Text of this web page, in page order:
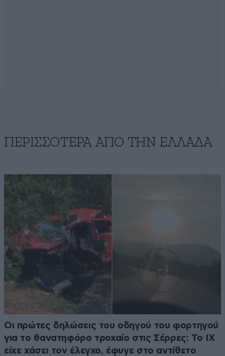
ΠΕΡΙΣΣΟΤΕΡΑ ΑΠΟ ΤΗΝ ΕΛΛΑΔΑ
Οι πρώτες δηλώσεις του οδηγού του φορτηγού
για το θανατηφόρο τροχαίο στις Σέρρες: Το ΙΧ
είχε χάσει τον έλεγχο, έφυγε στο αντίθετο